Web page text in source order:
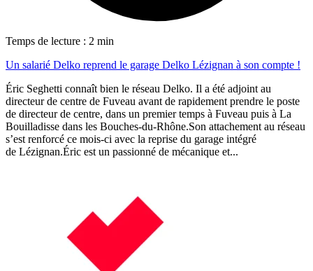
Temps de lecture : 2 min
Un salarié Delko reprend le garage Delko Lézignan à son compte !
Éric Seghetti connaît bien le réseau Delko. Il a été adjoint au
directeur de centre de Fuveau avant de rapidement prendre le poste
de directeur de centre, dans un premier temps à Fuveau puis à La
Bouilladisse dans les Bouches-du-Rhône.Son attachement au réseau
s’est renforcé ce mois-ci avec la reprise du garage intégré
de Lézignan.Éric est un passionné de mécanique et...